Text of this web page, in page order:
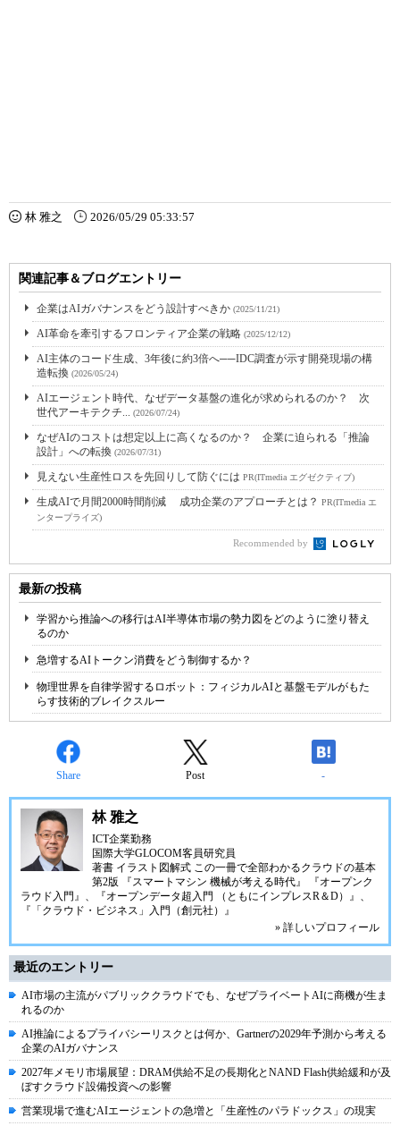
林 雅之 2026/05/29 05:33:57
関連記事＆ブログエントリー
企業はAIガバナンスをどう設計すべきか (2025/11/21)
AI革命を牽引するフロンティア企業の戦略 (2025/12/12)
AI主体のコード生成、3年後に約3倍へ──IDC調査が示す開発現場の構
造転換 (2026/05/24)
AIエージェント時代、なぜデータ基盤の進化が求められるのか？ 次
世代アーキテクチ... (2026/07/24)
なぜAIのコストは想定以上に高くなるのか？ 企業に迫られる「推論
設計」への転換 (2026/07/31)
見えない生産性ロスを先回りして防ぐには PR(ITmedia エグゼクティブ)
生成AIで月間2000時間削減 成功企業のアプローチとは？ PR(ITmedia エ
ンタープライズ)
Recommended by
最新の投稿
学習から推論への移行はAI半導体市場の勢力図をどのように塗り替え
るのか
急増するAIトークン消費をどう制御するか？
物理世界を自律学習するロボット：フィジカルAIと基盤モデルがもた
らす技術的ブレイクスルー
Share Post -
林 雅之
ICT企業勤務
国際大学GLOCOM客員研究員
著書 イラスト図解式 この一冊で全部わかるクラウドの基本
第2版
『スマートマシン 機械が考える時代』
『オープンク
ラウド入門』 、 『オープンデータ超入門 （ともにインプレスR＆D）』 、
『「クラウド・ビジネス」入門（創元社）』
» 詳しいプロフィール
最近のエントリー
AI市場の主流がパブリッククラウドでも、なぜプライベートAIに商機が生ま
れるのか
AI推論によるプライバシーリスクとは何か、Gartnerの2029年予測から考える
企業のAIガバナンス
2027年メモリ市場展望：DRAM供給不足の長期化とNAND Flash供給緩和が及
ぼすクラウド設備投資への影響
営業現場で進むAIエージェントの急増と「生産性のパラドックス」の現実